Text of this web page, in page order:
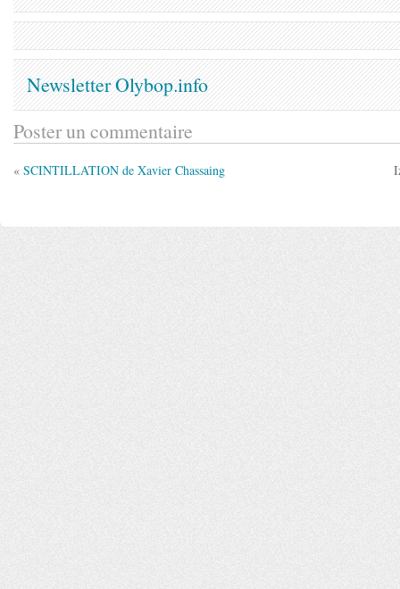
Newsletter Olybop.info
Poster un commentaire
« SCINTILLATION de Xavier Chassaing